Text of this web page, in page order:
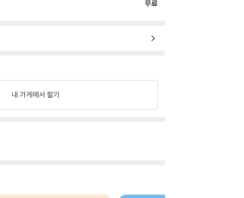
무료
내 가게에서 팔기